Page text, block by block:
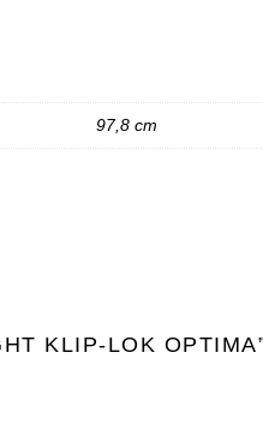
97,8 cm
KLIP-LOK